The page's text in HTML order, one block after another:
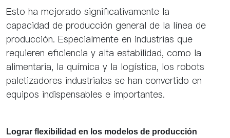
Esto ha mejorado significativamente la
capacidad de producción general de la línea de
producción. Especialmente en industrias que
requieren eficiencia y alta estabilidad, como la
alimentaria, la química y la logística, los robots
paletizadores industriales se han convertido en
equipos indispensables e importantes.
Lograr flexibilidad en los modelos de producción